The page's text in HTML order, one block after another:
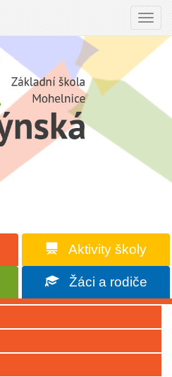
Aktivity školy
Žáci a rodiče